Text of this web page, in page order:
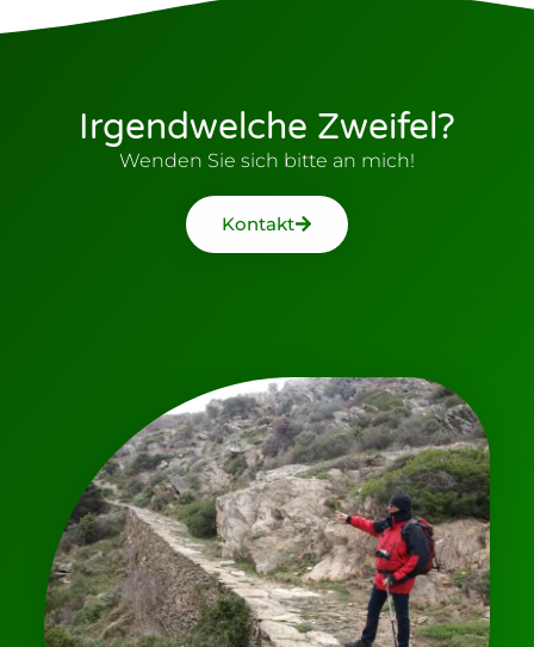
Irgendwelche Zweifel?
Wenden Sie sich bitte an mich!
Kontakt